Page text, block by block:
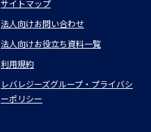
サイトマップ
法人向けお問い合わせ
法人向けお役立ち資料一覧
利用規約
レバレジーズグループ・プライバシ
ーポリシー